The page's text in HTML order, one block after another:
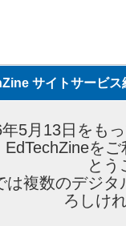
サイトサービス
5月13日をも
EdTechZineを
とう
は複数のデジ
ろしけ